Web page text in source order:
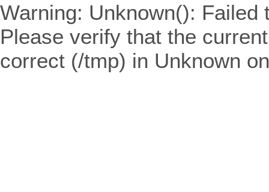
Warning: Unknown(): Failed
Please verify that the
correct (/tmp) in Unknown